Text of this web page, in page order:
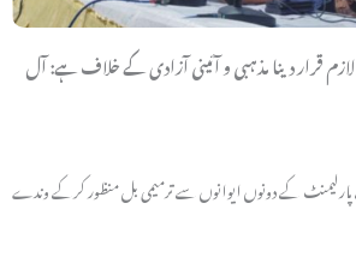
لازم قرار دینا مذہبی و آئینی آزادی کے خلاف ہے: آل
پارلیمنٹ کے دونوں ایوانوں سے ترمیمی بل منظور کرکے وندے